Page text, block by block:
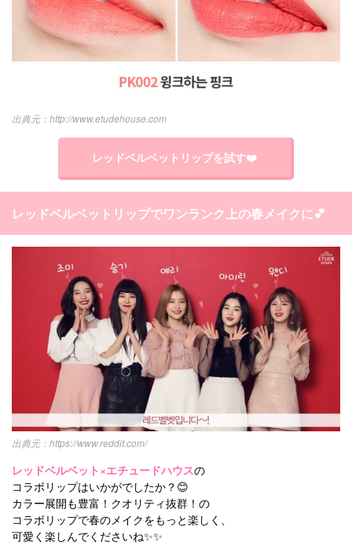
http://www.etudehouse.com
レッドベルベットリップを試す❤️
レッドベルベットリップでワンランク上の春メイクに💕
https://www.reddit.com/
レッドベルベット×エチュードハウスの
コラボリップはいかがでしたか？😊
カラー展開も豊富！クオリティ抜群！の
コラボリップで春のメイクをもっと楽しく、
可愛く楽しんでくださいね✨✨